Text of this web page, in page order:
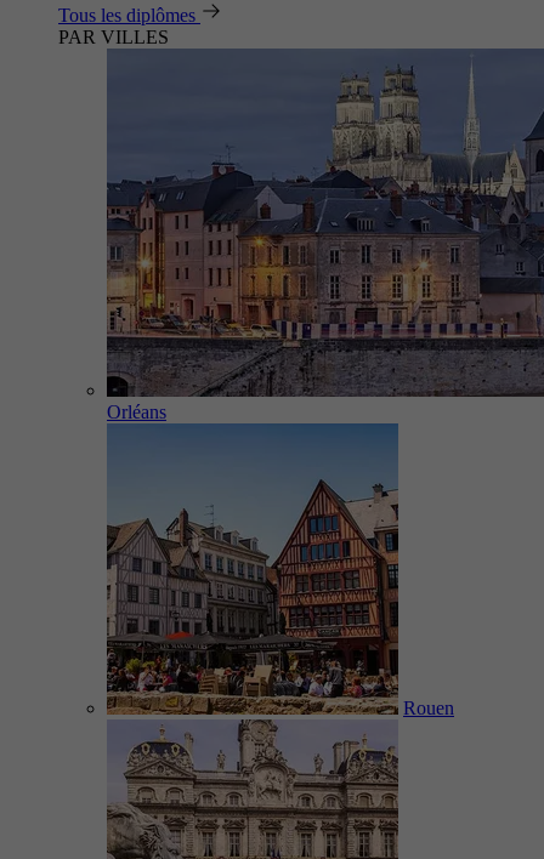
Tous les diplômes
PAR VILLES
Orléans
Rouen